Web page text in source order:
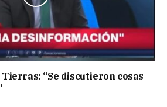
“Se discutieron cosas